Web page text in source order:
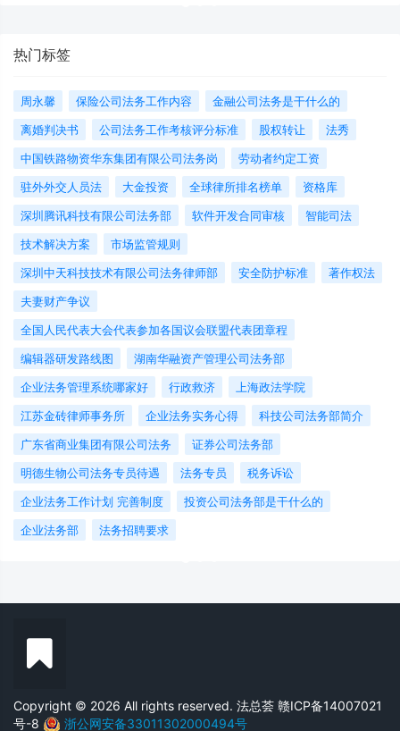
热门标签
周永馨 保险公司法务工作内容
金融公司法务是干什么的
离婚判决书
公司法务工作考核评分标准 股权转让
法秀
中国铁路物资华东集团有限公司法务岗
劳动者约定工资
驻外外交人员法
大金投资 全球律所排名榜单
资格库
深圳腾讯科技有限公司法务部
软件开发合同审核
智能司法
技术解决方案
市场监管规则
深圳中天科技技术有限公司法务律师部
安全防护标准
著作权法
夫妻财产争议
全国人民代表大会代表参加各国议会联盟代表团章程
编辑器研发路线图
湖南华融资产管理公司法务部
企业法务管理系统哪家好
行政救济
上海政法学院
江苏金砖律师事务所
企业法务实务心得
科技公司法务部简介
广东省商业集团有限公司法务
证券公司法务部
明德生物公司法务专员待遇
法务专员
税务诉讼
企业法务工作计划 完善制度
投资公司法务部是干什么的
企业法务部
法务招聘要求
Copyright © 2026 All rights reserved. 法总荟 赣ICP备14007021
号-8
浙公网安备33011302000494号